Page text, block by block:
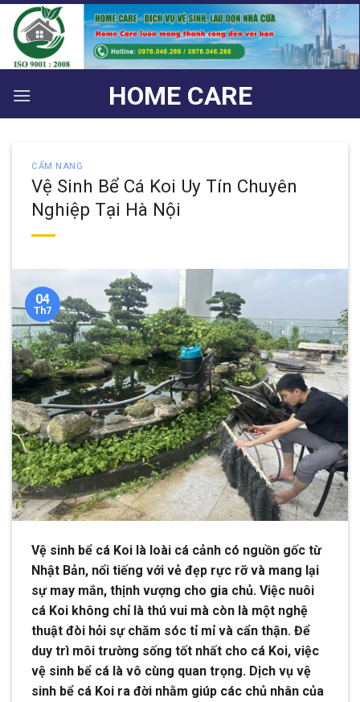
Bỏ
qua
nội
dung
HOME CARE
CẨM NANG
Vệ Sinh Bể Cá Koi Uy Tín Chuyên
Nghiệp Tại Hà Nội
04
Th7
Vệ sinh bể cá Koi là loài cá cảnh có nguồn gốc từ
Nhật Bản, nổi tiếng với vẻ đẹp rực rỡ và mang lại
sự may mắn, thịnh vượng cho gia chủ. Việc nuôi
cá Koi không chỉ là thú vui mà còn là một nghệ
thuật đòi hỏi sự chăm sóc tỉ mỉ và cẩn thận. Để
duy trì môi trường sống tốt nhất cho cá Koi, việc
vệ sinh bể cá là vô cùng quan trọng. Dịch vụ vệ
sinh bể cá Koi ra đời nhằm giúp các chủ nhân của